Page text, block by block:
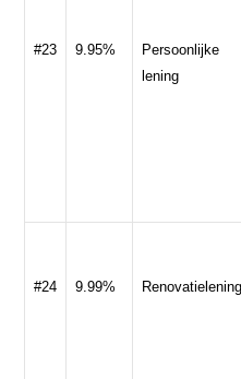
#23 9.95%
Persoonlijke
lening
#24 9.99% Renovatielening